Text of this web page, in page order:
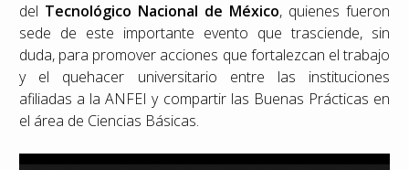
del Tecnológico Nacional de México, quienes fueron
sede de este importante evento que trasciende, sin
duda, para promover acciones que fortalezcan el trabajo
y el quehacer universitario entre las instituciones
afiliadas a la ANFEI y compartir las Buenas Prácticas en
el área de Ciencias Básicas.